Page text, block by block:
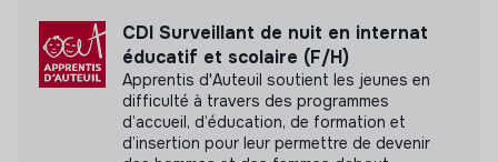
CDI Surveillant de nuit en internat
éducatif et scolaire (F/H)
Apprentis d'Auteuil soutient les jeunes en
difficulté à travers des programmes
d’accueil, d’éducation, de formation et
d’insertion pour leur permettre de devenir